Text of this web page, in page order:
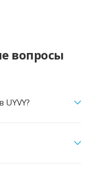
вопросы